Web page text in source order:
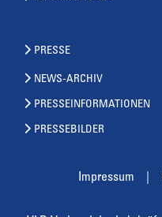
PRESSE
NEWS-ARCHIV
PRESSEINFORMATIONEN
PRESSEBILDER
Impressum